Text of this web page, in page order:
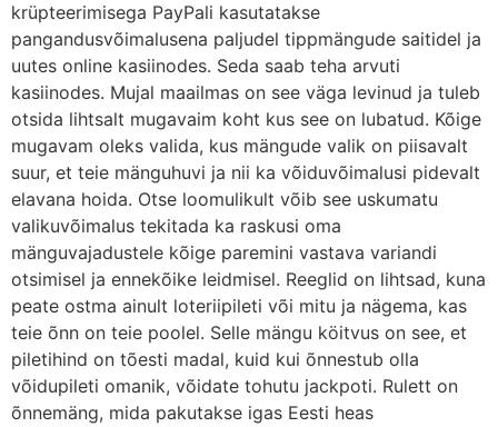
krüpteerimisega PayPali kasutatakse
pangandusvõimalusena paljudel tippmängude saitidel ja
uutes online kasiinodes. Seda saab teha arvuti
kasiinodes. Mujal maailmas on see väga levinud ja tuleb
otsida lihtsalt mugavaim koht kus see on lubatud. Kõige
mugavam oleks valida, kus mängude valik on piisavalt
suur, et teie mänguhuvi ja nii ka võiduvõimalusi pidevalt
elavana hoida. Otse loomulikult võib see uskumatu
valikuvõimalus tekitada ka raskusi oma
mänguvajadustele kõige paremini vastava variandi
otsimisel ja ennekõike leidmisel. Reeglid on lihtsad, kuna
peate ostma ainult loteriipileti või mitu ja nägema, kas
teie õnn on teie poolel. Selle mängu köitvus on see, et
piletihind on tõesti madal, kuid kui õnnestub olla
võidupileti omanik, võidate tohutu jackpoti. Rulett on
õnnemäng, mida pakutakse igas Eesti heas